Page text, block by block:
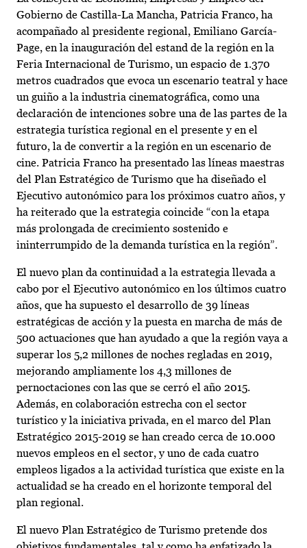
Gobierno de Castilla-La Mancha, Patricia Franco, ha
acompañado al presidente regional, Emiliano García-
Page, en la inauguración del estand de la región en la
Feria Internacional de Turismo, un espacio de 1.370
metros cuadrados que evoca un escenario teatral y hace
un guiño a la industria cinematográfica, como una
declaración de intenciones sobre una de las partes de la
estrategia turística regional en el presente y en el
futuro, la de convertir a la región en un escenario de
cine. Patricia Franco ha presentado las líneas maestras
del Plan Estratégico de Turismo que ha diseñado el
Ejecutivo autonómico para los próximos cuatro años, y
ha reiterado que la estrategia coincide “con la etapa
más prolongada de crecimiento sostenido e
ininterrumpido de la demanda turística en la región”.
El nuevo plan da continuidad a la estrategia llevada a
cabo por el Ejecutivo autonómico en los últimos cuatro
años, que ha supuesto el desarrollo de 39 líneas
estratégicas de acción y la puesta en marcha de más de
500 actuaciones que han ayudado a que la región vaya a
superar los 5,2 millones de noches regladas en 2019,
mejorando ampliamente los 4,3 millones de
pernoctaciones con las que se cerró el año 2015.
Además, en colaboración estrecha con el sector
turístico y la iniciativa privada, en el marco del Plan
Estratégico 2015-2019 se han creado cerca de 10.000
nuevos empleos en el sector, y uno de cada cuatro
empleos ligados a la actividad turística que existe en la
actualidad se ha creado en el horizonte temporal del
plan regional.
El nuevo Plan Estratégico de Turismo pretende dos